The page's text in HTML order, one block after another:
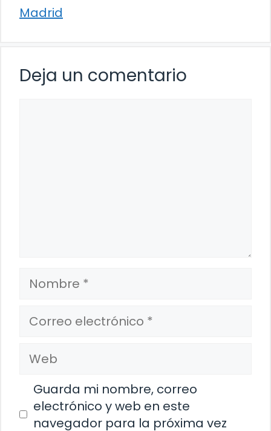
Madrid
Deja un comentario
Nombre
Correo
electrónico
Web
Guarda mi nombre, correo
electrónico y web en este
navegador para la próxima vez